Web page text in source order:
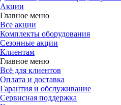
Акции
Главное меню
Все акции
Комплекты оборудования
Сезонные акции
Клиентам
Главное меню
Всё для клиентов
Оплата и доставка
Гарантия и обслуживание
Сервисная поддержка